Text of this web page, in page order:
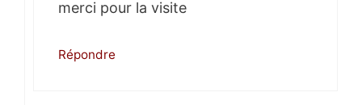
merci pour la visite
Répondre